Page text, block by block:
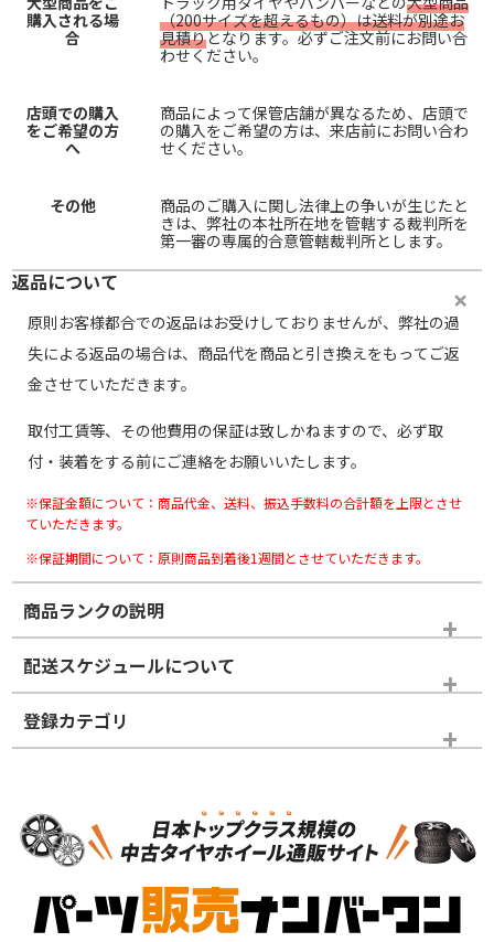
購入される場
合
（200サイズを超えるもの）は送料が別途お
見積りとなります。必ずご注文前にお問い合
わせください。
店頭での購入
をご希望の方
へ
商品によって保管店舗が異なるため、店頭で
の購入をご希望の方は、来店前にお問い合わ
せください。
その他
商品のご購入に関し法律上の争いが生じたと
きは、弊社の本社所在地を管轄する裁判所を
第一審の専属的合意管轄裁判所とします。
返品について
原則お客様都合での返品はお受けしておりませんが、弊社の過
失による返品の場合は、商品代を商品と引き換えをもってご返
金させていただきます。
取付工賃等、その他費用の保証は致しかねますので、必ず取
付・装着をする前にご連絡をお願いいたします。
※保証金額について：商品代金、送料、振込手数料の合計額を上限とさせ
ていただきます。
※保証期間について：原則商品到着後1週間とさせていただきます。
商品ランクの説明
※商品ランクは出品者の主観により判断しておりますので、あら
かじめご了承ください。
ホイールランク
S
品）
S
新車外し品（新古
付き
配送スケジュールについて
登録カテゴリ
スタッドレスタイヤホイールセット